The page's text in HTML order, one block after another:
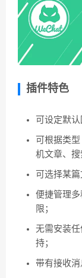
插件特色
可设定默认
可根据类
机文章、搜
可选择某
便捷管理
限；
无需安装
持；
带有接收消